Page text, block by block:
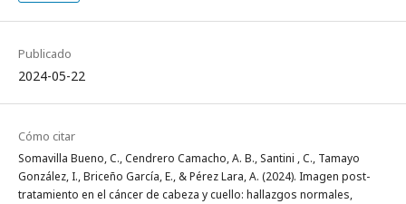
Publicado
2024-05-22
Cómo citar
Somavilla Bueno, C., Cendrero Camacho, A. B., Santini , C., Tamayo
González, I., Briceño García, E., & Pérez Lara, A. (2024). Imagen post-
tratamiento en el cáncer de cabeza y cuello: hallazgos normales,